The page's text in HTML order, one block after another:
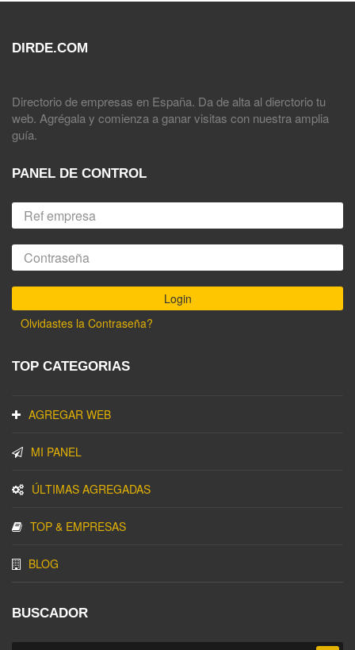
DIRDE.COM
Directorio de empresas en España. Da de alta al dierctorio tu
web. Agrégala y comienza a ganar visitas con nuestra amplia
guía.
PANEL DE CONTROL
Olvidastes la Contraseña?
TOP CATEGORIAS
AGREGAR WEB
MI PANEL
ÚLTIMAS AGREGADAS
TOP & EMPRESAS
BLOG
BUSCADOR